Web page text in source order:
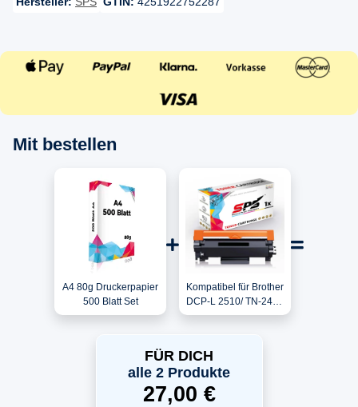
Mit bestellen
A4 80g Druckerpapier
500 Blatt Set
Kompatibel für Brother
DCP-L 2510/ TN-2420
Toner Schwarz
FÜR DICH
alle 2 Produkte
27,00 €